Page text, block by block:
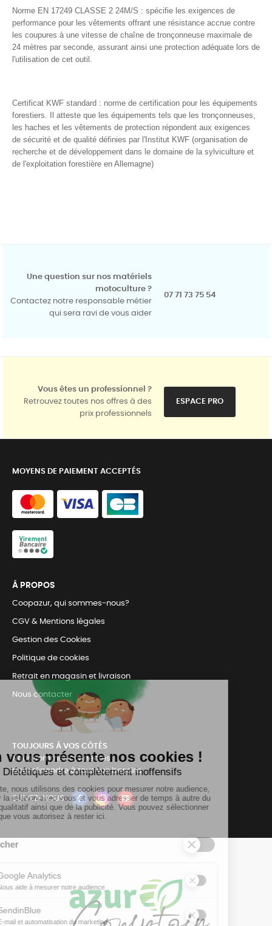
Norme EN 17249 CLASSE 2 24M/S : spécifie les exigences de
performance pour les vêtements offrant une résistance accrue contre
les coupures à une vitesse de chaîne de tronçonneuse maximale de
24 mètres par seconde, assurant ainsi une protection adéquate lors de
l'utilisation de cet outil.
Certificat KWF standard : norme de certification pour les équipements
forestiers. Il atteste que les équipements tels que les tronçonneuses,
les haches et les vêtements de protection répondent aux exigences
de sécurité et de qualité définies par l'Institut KWF (organisation de
recherche et de développement dans le domaine de la sylviculture et
de l'exploitation forestière en Allemagne)
Une question sur nos matériels
motoculture ?
Contactez notre responsable métier
qui sera ravi de vous aider
07 71 73 75 54
Vous êtes un professionnel ?
Retrouvez toutes nos offres à des
prix professionnels
ESPACE PRO
MOYENS DE PAIEMENT ACCEPTÉS
Á PROPOS
Coopazur, qui sommes-nous?
CGV & Mentions légales
Gestion des Cookies
Politique de cookies
Retrait en magasin et livraison
Nous contacter
TOUJOURS Á VOS CÔTÉS
Nous sommes connectés
pour répondre à tous vos besoins
SUIVEZ-NOUS